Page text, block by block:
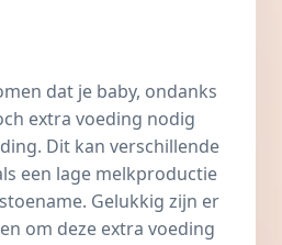
dat je baby, ondanks
extra voeding nodig
Dit kan verschillende
een lage melkproductie
Gelukkig zijn er
om deze extra voeding